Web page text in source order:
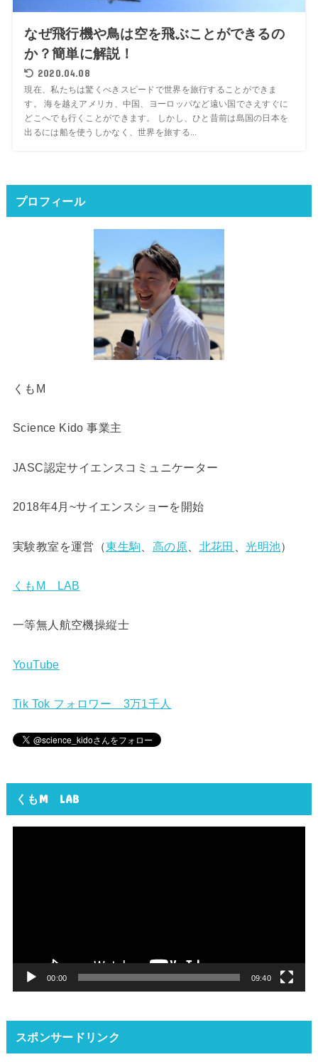
なぜ飛行機や鳥は空を飛ぶことができるの
か？簡単に解説！
2020.04.08
現在、私たちは驚くべきスピードで世界を旅行することができま
す。 海を越えアメリカ、中国、ヨーロッパなど遠い国でさえすぐに
どこへでも行くことができます。 しかし、ひと昔前は島国の日本を
出るには船を使うしかなく、世界を旅する...
プロフィール
くもM
Science Kido 事業主
JASC認定サイエンスコミュニケーター
2018年4月~サイエンスショーを開始
実験教室を運営（東生駒 高の原 北花田 、光明池）
くもM LAB
一等無人航空機操縦士
YouTube
Tik Tok フォロワー 3万1千人
くもM LAB
00:00 09:40
スポンサードリンク